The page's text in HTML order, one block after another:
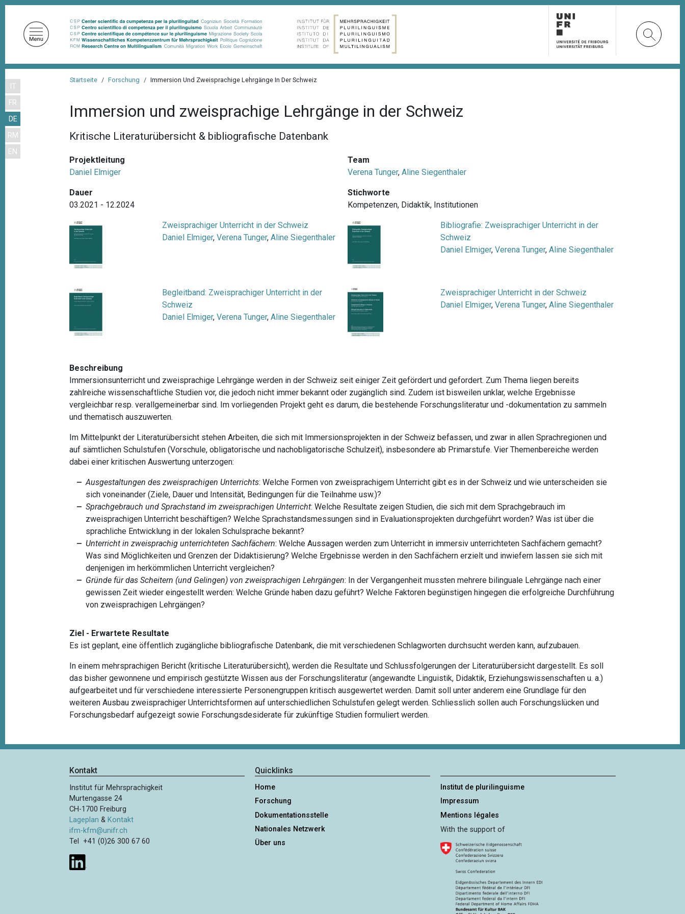
D
IT
FR
DE
RM
EN
Startseite Forschung Immersion Und Zweisprachige Lehrgänge In Der Schweiz
Immersion und zweisprachige Lehrgänge in der Schweiz
Kritische Literaturübersicht & bibliografische Datenbank
Projektleitung
Daniel Elmiger
Team
Verena Tunger, Aline Siegenthaler
Dauer
03.2021 - 12.2024
Stichworte
Kompetenzen, Didaktik, Institutionen
Zweisprachiger Unterricht in der Schweiz
Daniel Elmiger,Verena Tunger,Aline Siegenthaler
Bibliografie: Zweisprachiger Unterricht in der
Schweiz
Daniel Elmiger, Verena Tunger, Aline Siegenthaler
Begleitband: Zweisprachiger Unterricht in der
Schweiz
Daniel Elmiger,Verena Tunger,Aline Siegenthaler
Zweisprachiger Unterricht in der Schweiz
Daniel Elmiger, Verena Tunger, Aline Siegenthaler
Beschreibung
Immersionsunterricht und zweisprachige Lehrgänge werden in der Schweiz seit einiger Zeit gefördert und gefordert. Zum Thema liegen bereits
zahlreiche wissenschaftliche Studien vor, die jedoch nicht immer bekannt oder zugänglich sind. Zudem ist bisweilen unklar, welche Ergebnisse
vergleichbar resp. verallgemeinerbar sind. Im vorliegenden Projekt geht es darum, die bestehende Forschungsliteratur und -dokumentation zu sammeln
und thematisch auszuwerten.
Im Mittelpunkt der Literaturübersicht stehen Arbeiten, die sich mit Immersionsprojekten in der Schweiz befassen, und zwar in allen Sprachregionen und
auf sämtlichen Schulstufen (Vorschule, obligatorische und nachobligatorische Schulzeit), insbesondere ab Primarstufe. Vier Themenbereiche werden
dabei einer kritischen Auswertung unterzogen:
Ausgestaltungen des zweisprachigen Unterrichts: Welche Formen von zweisprachigem Unterricht gibt es in der Schweiz und wie unterscheiden sie
sich voneinander (Ziele, Dauer und Intensität, Bedingungen für die Teilnahme usw.)?
Sprachgebrauch und Sprachstand im zweisprachigen Unterricht: Welche Resultate zeigen Studien, die sich mit dem Sprachgebrauch im
zweisprachigen Unterricht beschäftigen? Welche Sprachstandsmessungen sind in Evaluationsprojekten durchgeführt worden? Was ist über die
sprachliche Entwicklung in der lokalen Schulsprache bekannt?
Unterricht in zweisprachig unterrichteten Sachfächern: Welche Aussagen werden zum Unterricht in immersiv unterrichteten Sachfächern gemacht?
Was sind Möglichkeiten und Grenzen der Didaktisierung? Welche Ergebnisse werden in den Sachfächern erzielt und inwiefern lassen sie sich mit
denjenigen im herkömmlichen Unterricht vergleichen?
Gründe für das Scheitern (und Gelingen) von zweisprachigen Lehrgängen: In der Vergangenheit mussten mehrere bilinguale Lehrgänge nach einer
gewissen Zeit wieder eingestellt werden: Welche Gründe haben dazu geführt? Welche Faktoren begünstigen hingegen die erfolgreiche Durchführung
von zweisprachigen Lehrgängen?
Ziel - Erwartete Resultate
Es ist geplant,eine öffentlich zugängliche bibliografische Datenbank, die mit verschiedenen Schlagworten durchsucht werden kann, aufzubauen.
In einem mehrsprachigen Bericht (kritische Literaturübersicht), werden die Resultate und Schlussfolgerungen der Literaturübersicht dargestellt. Es soll
das bisher gewonnene und empirisch gestützte Wissen aus der Forschungsliteratur (angewandte Linguistik, Didaktik, Erziehungswissenschaften u. a.)
aufgearbeitet und für verschiedene interessierte Personengruppen kritisch ausgewertet werden. Damit soll unter anderem eine Grundlage für den
weiteren Ausbau zweisprachiger Unterrichtsformen auf unterschiedlichen Schulstufen gelegt werden. Schliesslich sollen auch Forschungslücken und
Forschungsbedarf aufgezeigt sowie Forschungsdesiderate für zukünftige Studien formuliert werden.
Kontakt
Institut für Mehrsprachigkeit
Murtengasse 24
CH-1700 Freiburg
Lageplan & Kontakt
ifm-kfm@unifr.ch
Tel +41 (0)26 300 67 60
Quicklinks
Home
Forschung
Dokumentationsstelle
Nationales Netzwerk
Über uns
Institut de plurilinguisme
Impressum
Mentions légales
With the support of